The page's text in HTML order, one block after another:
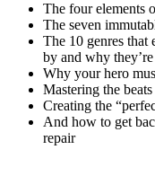
The four elements
The seven
The 10 genres that
by and why
Why your hero
Mastering the beats
Creating the
And how to get
repair